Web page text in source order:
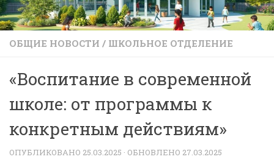
ОБЩИЕ НОВОСТИ / ШКОЛЬНОЕ ОТДЕЛЕНИЕ
«Воспитание в современной
школе: от программы к
конкретным действиям»
ОПУБЛИКОВАНО 25.03.2025 · ОБНОВЛЕНО 27.03.2025